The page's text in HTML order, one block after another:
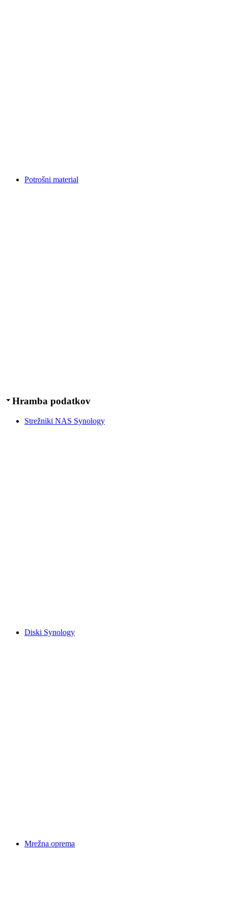
Potrošni material
Hramba podatkov
Strežniki NAS Synology
Diski Synology
Mrežna oprema